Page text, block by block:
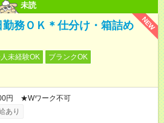
未読
NEW
務ＯＫ＊仕分け・箱詰め
未経験OK
ブランクOK
円 ★Wワーク不可
あり